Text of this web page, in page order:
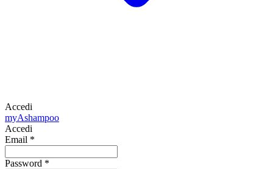
Accedi
myAshampoo
Accedi
Email *
Password *